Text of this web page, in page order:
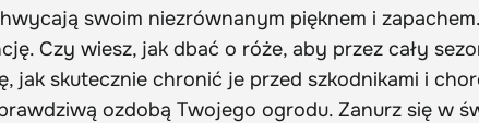
swoim niezrównanym pięknem i
Czy wiesz, jak dbać o róże, aby przez cały
jak skutecznie chronić je przed szkodnikami i
ozdobą Twojego ogrodu. Zanurz się w